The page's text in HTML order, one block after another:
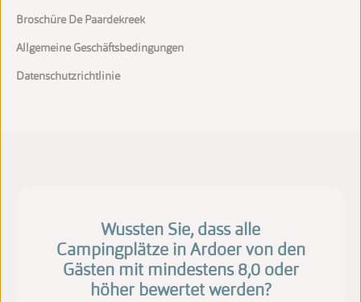
Broschüre De Paardekreek
Allgemeine Geschäftsbedingungen
Datenschutzrichtlinie
Wussten Sie, dass alle
Campingplätze in Ardoer von den
Gästen mit mindestens 8,0 oder
höher bewertet werden?